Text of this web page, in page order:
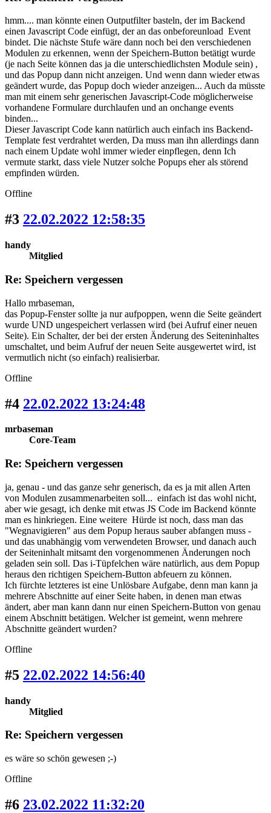
hmm.... man könnte einen Outputfilter basteln, der im Backend
einen Javascript Code einfügt, der an das onbeforeunload Event
bindet. Die nächste Stufe wäre dann noch bei den verschiedenen
Modulen zu erkennen, wenn der Speichern-Button betätigt wurde
(je nach Seite können das ja die unterschiedlichsten Module sein) ,
und das Popup dann nicht anzeigen. Und wenn dann wieder etwas
geändert wurde, das Popup doch wieder anzeigen... Auch da müsste
man mit einem sehr generischen Javascript-Code möglicherweise
vorhandene Formulare durchlaufen und an onchange events
binden...
Dieser Javascript Code kann natürlich auch einfach ins Backend-
Template fest verdrahtet werden, Da muss man ihn allerdings dann
nach einem Update wohl immer wieder einpflegen, denn Ich
vermute starkt, dass viele Nutzer solche Popups eher als störend
empfinden würden.
Offline
#3 22.02.2022 12:58:35
handy
Mitglied
Re: Speichern vergessen
Hallo mrbaseman,
das Popup-Fenster sollte ja nur aufpoppen, wenn die Seite geändert
wurde UND ungespeichert verlassen wird (bei Aufruf einer neuen
Seite). Ein Schalter, der bei der ersten Änderung des Seiteninhaltes
umschaltet, und beim Aufruf der neuen Seite ausgewertet wird, ist
vermutlich nicht (so einfach) realisierbar.
Offline
#4 22.02.2022 13:24:48
mrbaseman
Core-Team
Re: Speichern vergessen
ja, genau - und das ganze sehr generisch, da es ja mit allen Arten
von Modulen zusammenarbeiten soll... einfach ist das wohl nicht,
aber wie gesagt, ich denke mit etwas JS Code im Backend könnte
man es hinkriegen. Eine weitere Hürde ist noch, dass man das
"Wegnavigieren" aus dem Popup heraus sauber abfangen muss -
und das unabhängig vom verwendeten Browser, und danach auch
der Seiteninhalt mitsamt den vorgenommenen Änderungen noch
geladen sein soll. Das i-Tüpfelchen wäre natürlich, aus dem Popup
heraus den richtigen Speichern-Button abfeuern zu können.
Ich fürchte letzteres ist eine Unlösbare Aufgabe, denn man kann ja
mehrere Abschnitte auf einer Seite haben, in denen man etwas
ändert, aber man kann dann nur einen Speichern-Button von genau
einem Abschnitt betätigen. Welcher ist gemeint, wenn mehrere
Abschnitte geändert wurden?
Offline
#5 22.02.2022 14:56:40
handy
Mitglied
Re: Speichern vergessen
es wäre so schön gewesen ;-)
Offline
#6 23.02.2022 11:32:20